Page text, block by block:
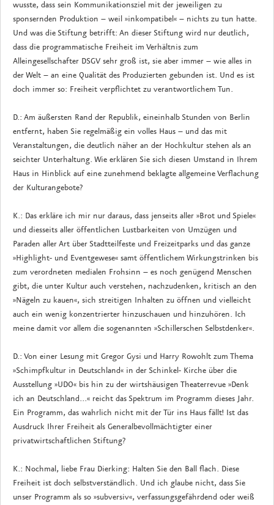
wusste, dass sein Kommunikationsziel mit der jeweiligen zu
sponsernden Produktion – weil »inkompatibel« – nichts zu tun hatte.
Und was die Stiftung betrifft: An dieser Stiftung wird nur deutlich,
dass die programmatische Freiheit im Verhältnis zum
Alleingesellschafter DSGV sehr groß ist, sie aber immer – wie alles in
der Welt – an eine Qualität des Produzierten gebunden ist. Und es ist
doch immer so: Freiheit verpflichtet zu verantwortlichem Tun.
D.: Am äußersten Rand der Republik, eineinhalb Stunden von Berlin
entfernt, haben Sie regelmäßig ein volles Haus – und das mit
Veranstaltungen, die deutlich näher an der Hochkultur stehen als an
seichter Unterhaltung. Wie erklären Sie sich diesen Umstand in Ihrem
Haus in Hinblick auf eine zunehmend beklagte allgemeine Verflachung
der Kulturangebote?
K.: Das erkläre ich mir nur daraus, dass jenseits aller »Brot und Spiele«
und diesseits aller öffentlichen Lustbarkeiten von Umzügen und
Paraden aller Art über Stadtteilfeste und Freizeitparks und das ganze
»Highlight- und Eventgewese« samt öffentlichem Wirkungstrinken bis
zum verordneten medialen Frohsinn – es noch genügend Menschen
gibt, die unter Kultur auch verstehen, nachzudenken, kritisch an den
»Nägeln zu kauen«, sich streitigen Inhalten zu öffnen und vielleicht
auch ein wenig konzentrierter hinzuschauen und hinzuhören. Ich
meine damit vor allem die sogenannten »Schillerschen Selbstdenker«.
D.: Von einer Lesung mit Gregor Gysi und Harry Rowohlt zum Thema
»Schimpfkultur in Deutschland« in der Schinkel- Kirche über die
Ausstellung »UDO« bis hin zu der wirtshäusigen Theaterrevue »Denk
ich an Deutschland...« reicht das Spektrum im Programm dieses Jahr.
Ein Programm, das wahrlich nicht mit der Tür ins Haus fällt! Ist das
Ausdruck Ihrer Freiheit als Generalbevollmächtigter einer
privatwirtschaftlichen Stiftung?
K.: Nochmal, liebe Frau Dierking: Halten Sie den Ball flach. Diese
Freiheit ist doch selbstverständlich. Und ich glaube nicht, dass Sie
unser Programm als so »subversiv«, verfassungsgefährdend oder weiß